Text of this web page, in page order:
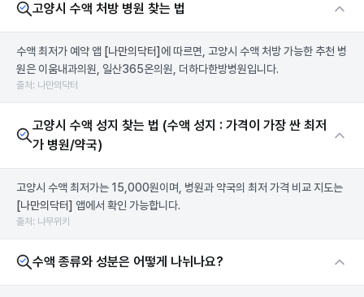
고양시 수액 처방 병원 찾는 법
수액 최저가 예약 앱 [나만의닥터] 에 따르면, 고양시 수액 처방 가능한 추천 병
원은 이움내과의원, 일산365온의원, 더하다한방병원입니다.
출처: 나만의닥터
고양시 수액 성지 찾는 법 (수액 성지 : 가격이 가장 싼 최저
가 병원/약국)
고양시 수액 최저가는 15,000원이며, 병원과 약국의 최저 가격 비교 지도는
[나만의닥터] 앱에서 확인 가능합니다.
출처: 나무위키
수액 종류와 성분은 어떻게 나뉘나요?